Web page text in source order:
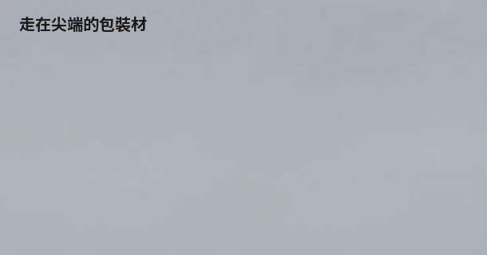
走在尖端的包裝材